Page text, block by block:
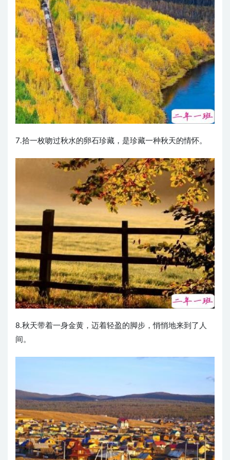
7.拾一枚吻过秋水的卵石珍藏，是珍藏一种秋天的情怀。
8.秋天带着一身金黄，迈着轻盈的脚步，悄悄地来到了人
间。